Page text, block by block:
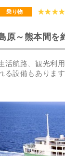
乗り物
原～熊本間を
活航路、観光利
る設備もあります